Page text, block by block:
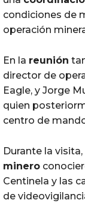
condiciones de
operación
En la reunión
director de
Eagle, y Jorge
quien
centro de
Durante la
minero
Centinela y las
de